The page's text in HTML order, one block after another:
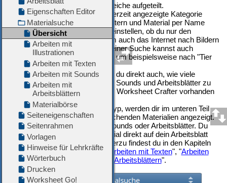
Die Materialsuche ist in drei Bereiche aufgeteilt.
Im oberen Teil kannst du die derzeit angezeigte Kategorie
auswählen, nach Zeichenstil filtern und Material per Name
suchen. Hier kannst du auch einstellen, ob du nur den
Worksheet Crafter oder zudem auch das Internet nach Bildern
durchsuchen möchtest. Bei deiner Suche kannst auch
mehrere Begriffe kombinieren, um beispielsweise nach "Tier
grün" zu suchen.
Unterhalb der Kategorie siehst du direkt auch, wie viele
passende Illustrationen, Texte, Sounds und Arbeitsblätter zu
deinem deinem Suchbegriff im Worksheet Crafter vorhanden
sind.
Klickst du auf den jeweiligen Typ, werden dir im unteren Teil
der Materialsuche die entsprechenden Materialien angezeigt.
Also entweder Bilder, Texte, Sounds oder Arbeitsblätter. Du
kannst das gewünschte Material direkt auf dein Arbeitsblatt
ziehen. Mehr Informationen hierzu findest du in den Kapiteln
Arbeiten mit Illustrationen", " Arbeiten mit Texten", "Arbeiten
mit Sounds" und " Arbeiten mit Arbeitsblättern".